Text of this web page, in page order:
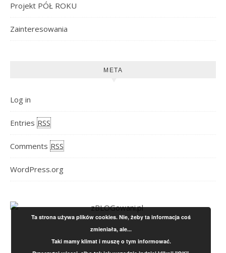
Projekt PÓŁ ROKU
Zainteresowania
META
Log in
Entries RSS
Comments RSS
WordPress.org
Ta strona używa plików cookies. Nie, żeby ta informacja coś
zmieniała, ale...
Taki mamy klimat i muszę o tym informować.